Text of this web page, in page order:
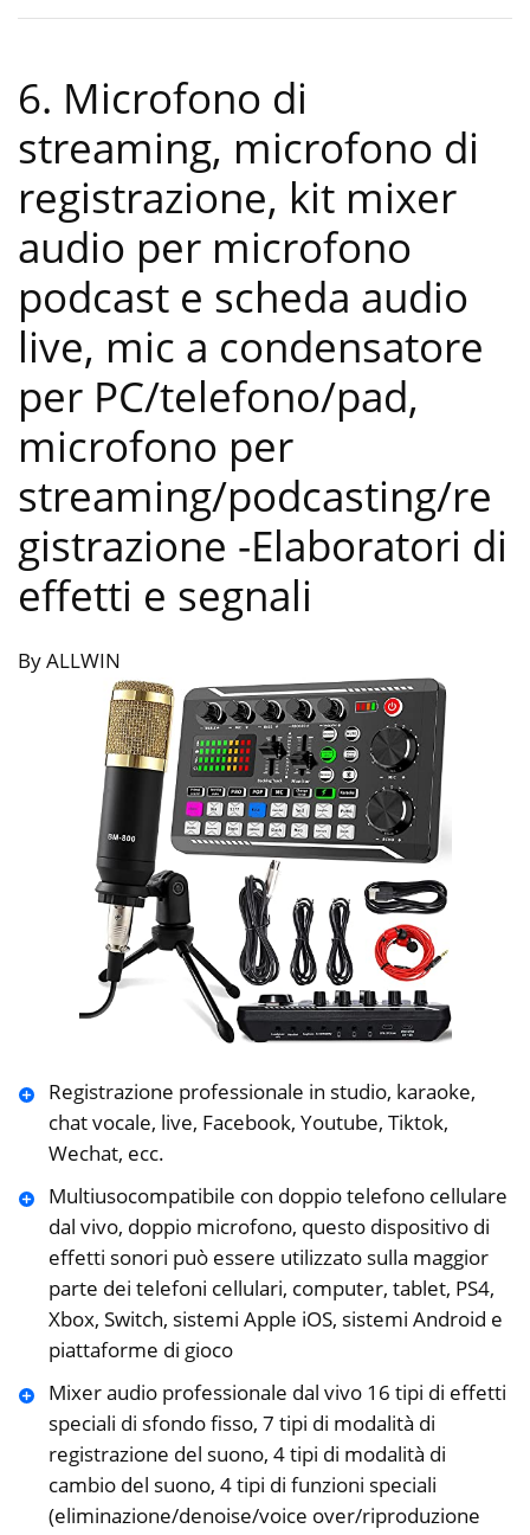
6. Microfono di
streaming, microfono di
registrazione, kit mixer
audio per microfono
podcast e scheda audio
live, mic a condensatore
per PC/telefono/pad,
microfono per
streaming/podcasting/re
gistrazione -Elaboratori di
effetti e segnali
By ALLWIN
Registrazione professionale in studio, karaoke,
chat vocale, live, Facebook, Youtube, Tiktok,
Wechat, ecc.
Multiusocompatibile con doppio telefono cellulare
dal vivo, doppio microfono, questo dispositivo di
effetti sonori può essere utilizzato sulla maggior
parte dei telefoni cellulari, computer, tablet, PS4,
Xbox, Switch, sistemi Apple iOS, sistemi Android e
piattaforme di gioco
Mixer audio professionale dal vivo 16 tipi di effetti
speciali di sfondo fisso, 7 tipi di modalità di
registrazione del suono, 4 tipi di modalità di
cambio del suono, 4 tipi di funzioni speciali
(eliminazione/denoise/voice over/riproduzione